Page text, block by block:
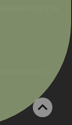
Belle Arti “A.S.